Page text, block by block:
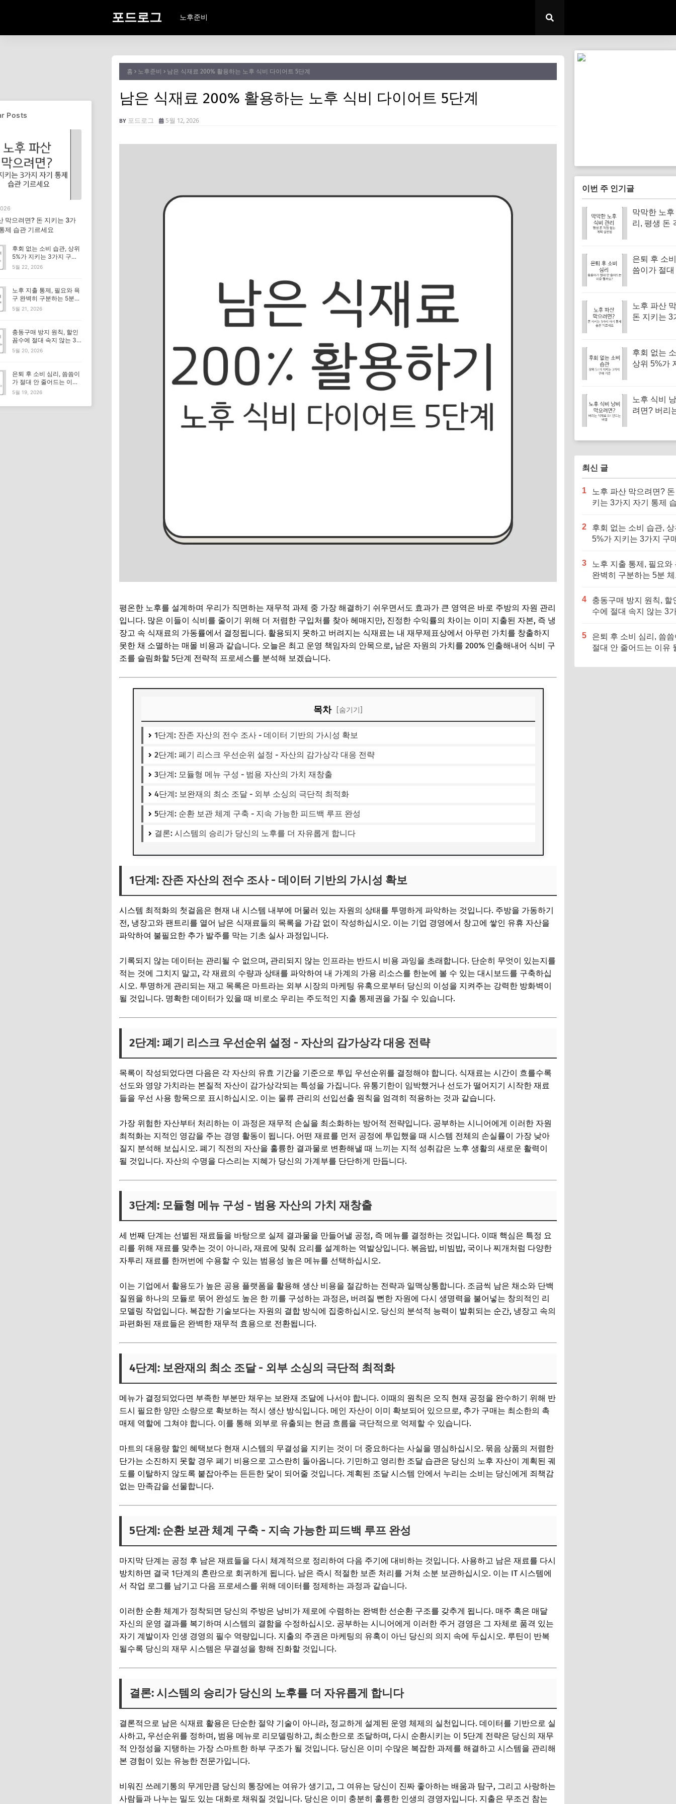
포드로그 노후준비
홈 노후준비 남은 식재료 200% 활용하는 노후 식비 다이어트 5단계
남은 식재료 200% 활용하는 노후 식비 다이어트 5단계
포드로그 5월 12, 2026
평온한 노후를 설계하며 우리가 직면하는 재무적 과제 중 가장 해결하기 쉬우면서도 효과가 큰 영역은 바로 주방의 자원 관리
입니다. 많은 이들이 식비를 줄이기 위해 더 저렴한 구입처를 찾아 헤매지만, 진정한 수익률의 차이는 이미 지출된 자본, 즉 냉
장고 속 식재료의 가동률에서 결정됩니다. 활용되지 못하고 버려지는 식재료는 내 재무제표상에서 아무런 가치를 창출하지
못한 채 소멸하는 매몰 비용과 같습니다. 오늘은 최고 운영 책임자의 안목으로, 남은 자원의 가치를 200% 인출해내어 식비 구
조를 슬림화할 5단계 전략적 프로세스를 분석해 보겠습니다.
목차 [숨기기]
1단계: 잔존 자산의 전수 조사 - 데이터 기반의 가시성 확보
2단계: 폐기 리스크 우선순위 설정 - 자산의 감가상각 대응 전략
3단계: 모듈형 메뉴 구성 - 범용 자산의 가치 재창출
4단계: 보완재의 최소 조달 - 외부 소싱의 극단적 최적화
5단계: 순환 보관 체계 구축 - 지속 가능한 피드백 루프 완성
결론: 시스템의 승리가 당신의 노후를 더 자유롭게 합니다
1단계: 잔존 자산의 전수 조사 - 데이터 기반의 가시성 확보
시스템 최적화의 첫걸음은 현재 내 시스템 내부에 머물러 있는 자원의 상태를 투명하게 파악하는 것입니다. 주방을 가동하기
전, 냉장고와 팬트리를 열어 남은 식재료들의 목록을 가감 없이 작성하십시오. 이는 기업 경영에서 창고에 쌓인 유휴 자산을
파악하여 불필요한 추가 발주를 막는 기초 실사 과정입니다.
기록되지 않는 데이터는 관리될 수 없으며, 관리되지 않는 인프라는 반드시 비용 과잉을 초래합니다. 단순히 무엇이 있는지를
적는 것에 그치지 말고, 각 재료의 수량과 상태를 파악하여 내 가계의 가용 리소스를 한눈에 볼 수 있는 대시보드를 구축하십
시오. 투명하게 관리되는 재고 목록은 마트라는 외부 시장의 마케팅 유혹으로부터 당신의 이성을 지켜주는 강력한 방화벽이
될 것입니다. 명확한 데이터가 있을 때 비로소 우리는 주도적인 지출 통제권을 가질 수 있습니다.
2단계: 폐기 리스크 우선순위 설정 - 자산의 감가상각 대응 전략
목록이 작성되었다면 다음은 각 자산의 유효 기간을 기준으로 투입 우선순위를 결정해야 합니다. 식재료는 시간이 흐를수록
선도와 영양 가치라는 본질적 자산이 감가상각되는 특성을 가집니다. 유통기한이 임박했거나 선도가 떨어지기 시작한 재료
들을 우선 사용 항목으로 표시하십시오. 이는 물류 관리의 선입선출 원칙을 엄격히 적용하는 것과 같습니다.
가장 위험한 자산부터 처리하는 이 과정은 재무적 손실을 최소화하는 방어적 전략입니다. 공부하는 시니어에게 이러한 자원
최적화는 지적인 영감을 주는 경영 활동이 됩니다. 어떤 재료를 먼저 공정에 투입했을 때 시스템 전체의 손실률이 가장 낮아
질지 분석해 보십시오. 폐기 직전의 자산을 훌륭한 결과물로 변환해낼 때 느끼는 지적 성취감은 노후 생활의 새로운 활력이
될 것입니다. 자산의 수명을 다스리는 지혜가 당신의 가계부를 단단하게 만듭니다.
3단계: 모듈형 메뉴 구성 - 범용 자산의 가치 재창출
세 번째 단계는 선별된 재료들을 바탕으로 실제 결과물을 만들어낼 공정, 즉 메뉴를 결정하는 것입니다. 이때 핵심은 특정 요
리를 위해 재료를 맞추는 것이 아니라, 재료에 맞춰 요리를 설계하는 역발상입니다. 볶음밥, 비빔밥, 국이나 찌개처럼 다양한
자투리 재료를 한꺼번에 수용할 수 있는 범용성 높은 메뉴를 선택하십시오.
이는 기업에서 활용도가 높은 공용 플랫폼을 활용해 생산 비용을 절감하는 전략과 일맥상통합니다. 조금씩 남은 채소와 단백
질원을 하나의 모듈로 묶어 완성도 높은 한 끼를 구성하는 과정은, 버려질 뻔한 자원에 다시 생명력을 불어넣는 창의적인 리
모델링 작업입니다. 복잡한 기술보다는 자원의 결합 방식에 집중하십시오. 당신의 분석적 능력이 발휘되는 순간, 냉장고 속의
파편화된 재료들은 완벽한 재무적 효용으로 전환됩니다.
4단계: 보완재의 최소 조달 - 외부 소싱의 극단적 최적화
메뉴가 결정되었다면 부족한 부분만 채우는 보완재 조달에 나서야 합니다. 이때의 원칙은 오직 현재 공정을 완수하기 위해 반
드시 필요한 양만 소량으로 확보하는 적시 생산 방식입니다. 메인 자산이 이미 확보되어 있으므로, 추가 구매는 최소한의 촉
매제 역할에 그쳐야 합니다. 이를 통해 외부로 유출되는 현금 흐름을 극단적으로 억제할 수 있습니다.
마트의 대용량 할인 혜택보다 현재 시스템의 무결성을 지키는 것이 더 중요하다는 사실을 명심하십시오. 묶음 상품의 저렴한
단가는 소진하지 못할 경우 폐기 비용으로 고스란히 돌아옵니다. 기민하고 영리한 조달 습관은 당신의 노후 자산이 계획된 궤
도를 이탈하지 않도록 붙잡아주는 든든한 닻이 되어줄 것입니다. 계획된 조달 시스템 안에서 누리는 소비는 당신에게 죄책감
없는 만족감을 선물합니다.
5단계: 순환 보관 체계 구축 - 지속 가능한 피드백 루프 완성
마지막 단계는 공정 후 남은 재료들을 다시 체계적으로 정리하여 다음 주기에 대비하는 것입니다. 사용하고 남은 재료를 다시
방치하면 결국 1단계의 혼란으로 회귀하게 됩니다. 남은 즉시 적절한 보존 처리를 거쳐 소분 보관하십시오. 이는 IT 시스템에
서 작업 로그를 남기고 다음 프로세스를 위해 데이터를 정제하는 과정과 같습니다.
이러한 순환 체계가 정착되면 당신의 주방은 낭비가 제로에 수렴하는 완벽한 선순환 구조를 갖추게 됩니다. 매주 혹은 매달
자신의 운영 결과를 복기하며 시스템의 결함을 수정하십시오. 공부하는 시니어에게 이러한 주거 경영은 그 자체로 품격 있는
자기 계발이자 인생 경영의 필수 역량입니다. 지출의 주권은 마케팅의 유혹이 아닌 당신의 의지 속에 두십시오. 루틴이 반복
될수록 당신의 재무 시스템은 무결성을 향해 진화할 것입니다.
결론: 시스템의 승리가 당신의 노후를 더 자유롭게 합니다
결론적으로 남은 식재료 활용은 단순한 절약 기술이 아니라, 정교하게 설계된 운영 체제의 실천입니다. 데이터를 기반으로 실
사하고, 우선순위를 정하며, 범용 메뉴로 리모델링하고, 최소한으로 조달하며, 다시 순환시키는 이 5단계 전략은 당신의 재무
적 안정성을 지탱하는 가장 스마트한 하부 구조가 될 것입니다. 당신은 이미 수많은 복잡한 과제를 해결하고 시스템을 관리해
본 경험이 있는 유능한 전문가입니다.
비워진 쓰레기통의 무게만큼 당신의 통장에는 여유가 생기고, 그 여유는 당신이 진짜 좋아하는 배움과 탐구, 그리고 사랑하는
사람들과 나누는 밀도 있는 대화로 채워질 것입니다. 당신은 이미 충분히 훌륭한 인생의 경영자입니다. 지출은 무조건 참는
이번 주 인기글
막막한 노
리, 평생 돈
은퇴 후 소
씀이가 절
노후 파산
돈 지키는 3
후회 없는
상위 5%가
노후 식비
려면? 버리
최신 글
1
노후 파산 막으려면?
키는 3가지 자기 통제
2
후회 없는 소비 습관,
5%가 지키는 3가지 구
3
노후 지출 통제, 필요와
완벽히 구분하는 5분
4
충동구매 방지 원칙, 할
수에 절대 속지 않는 3
5
은퇴 후 소비 심리, 씀
절대 안 줄어드는 이유
Posts
막으려면? 돈 지키는 3가
제 습관 기르세요
후회 없는 소비 습관, 상위
5%가 지키는 3가지 구매
기준
5월 22, 2026
노후 지출 통제, 필요와 욕
구 완벽히 구분하는 5분
체크리스트
5월 21, 2026
충동구매 방지 원칙, 할인
꼼수에 절대 속지 않는 3
가지 기준
5월 20, 2026
은퇴 후 소비 심리, 씀씀이
가 절대 안 줄어드는 이유
뭘까요?
5월 19, 2026